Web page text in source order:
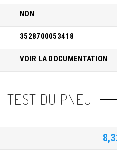
NON
3528700053418
VOIR LA DOCUMENTATION
TEST DU PNEU